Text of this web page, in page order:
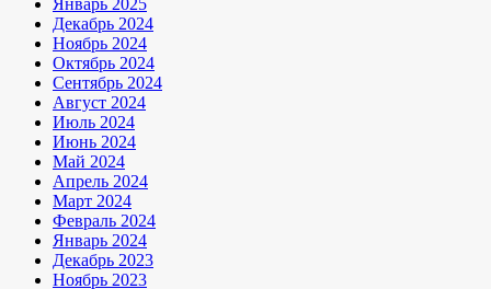
Январь 2025
Декабрь 2024
Ноябрь 2024
Октябрь 2024
Сентябрь 2024
Август 2024
Июль 2024
Июнь 2024
Май 2024
Апрель 2024
Март 2024
Февраль 2024
Январь 2024
Декабрь 2023
Ноябрь 2023